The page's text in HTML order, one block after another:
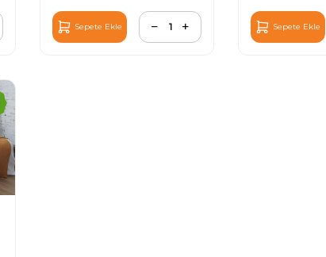
Sepete Ekle Sepete Ekle